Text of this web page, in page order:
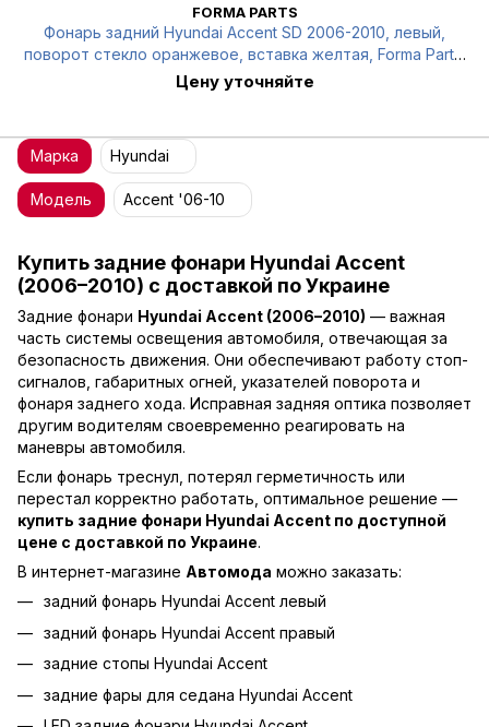
FORMA PARTS
Фонарь задний Hyundai Accent SD 2006-2010, левый,
поворот стекло оранжевое, вставка желтая, Forma Parts,
3214 F1-P
Цену уточняйте
Купить задние фонари Hyundai Accent
(2006–2010) с доставкой по Украине
Задние фонари Hyundai Accent (2006–2010) — важная
часть системы освещения автомобиля, отвечающая за
безопасность движения. Они обеспечивают работу стоп-
сигналов, габаритных огней, указателей поворота и
фонаря заднего хода. Исправная задняя оптика позволяет
другим водителям своевременно реагировать на
маневры автомобиля.
Если фонарь треснул, потерял герметичность или
перестал корректно работать, оптимальное решение —
купить задние фонари Hyundai Accent по доступной
цене с доставкой по Украине.
В интернет-магазине Автомода можно заказать:
задний фонарь Hyundai Accent левый
задний фонарь Hyundai Accent правый
задние стопы Hyundai Accent
задние фары для седана Hyundai Accent
Марка Hyundai
Модель Accent '06-10